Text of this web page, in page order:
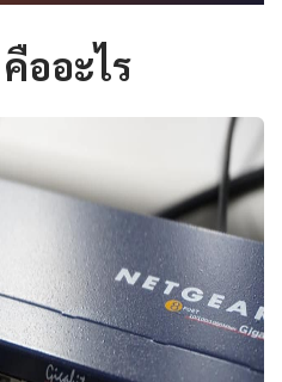
ออะไร